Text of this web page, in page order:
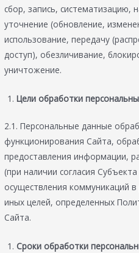
сбор, запись, систематизацию,
уточнение (обновление,
использование, передачу
доступ), обезличивание,
уничтожение.
Цели обработки
2.1. Персональные данные
функционирования Сайта,
предоставления информации,
(при наличии согласия
осуществления коммуникаций в
иных целей, определенных
Сайта.
Сроки обработки